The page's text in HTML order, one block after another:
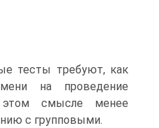
тесты требуют, как
на проведение
смысле менее
с групповыми.